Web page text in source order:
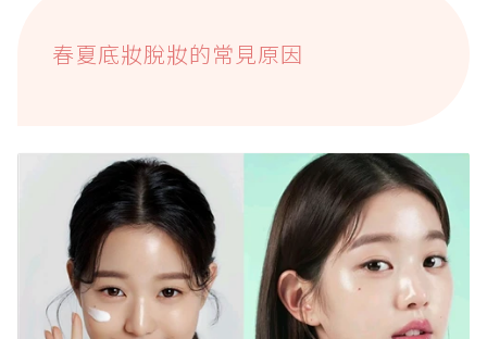
春夏底妝脫妝的常見原因